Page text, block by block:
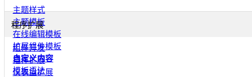
主题样式
主题模板
在线编辑模板
扩展组件模板
自定义内容
模板语法
程序扩展
组件开发
插件扩展
仪表盘扩展